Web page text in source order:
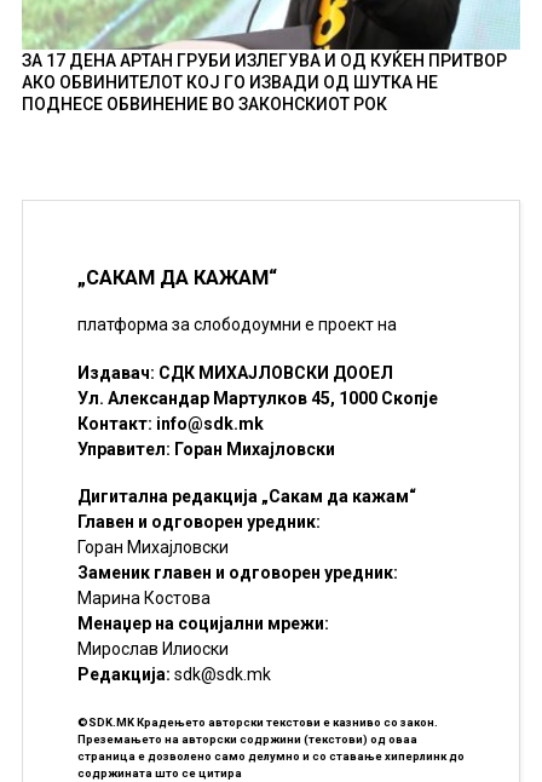
ЗА 17 ДЕНА АРТАН ГРУБИ ИЗЛЕГУВА И ОД КУЌЕН ПРИТВОР
АКО ОБВИНИТЕЛОТ КОЈ ГО ИЗВАДИ ОД ШУТКА НЕ
ПОДНЕСЕ ОБВИНЕНИЕ ВО ЗАКОНСКИОТ РОК
„САКАМ ДА КАЖАМ“
платформа за слободоумни е проект на
Издавач: СДК МИХАЈЛОВСКИ ДООЕЛ
Ул. Александар Мартулков 45, 1000 Скопје
Контакт: info@sdk.mk
Управител: Горан Михајловски
Дигитална редакција „Сакам да кажам“
Главен и одговорен уредник:
Горан Михајловски
Заменик главен и одговорен уредник:
Марина Костова
Менаџер на социјални мрежи:
Мирослав Илиоски
Редакцијa: sdk@sdk.mk
©SDK.MK Крадењето авторски текстови е казниво со закон.
Преземањето на авторски содржини (текстови) од оваа
страница е дозволено само делумно и со ставање хиперлинк до
содржината што се цитира